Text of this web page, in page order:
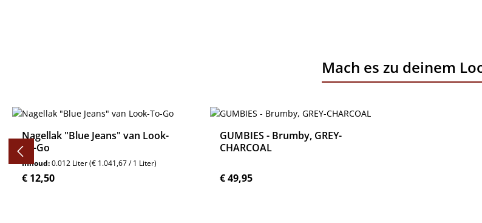
Mach es zu deinem
Productgalerij overslaan
Nagellak "Blue Jeans" van Look-
To-Go
Inhoud:0.012 Liter(€ 1.041,67 / 1 Liter)
Normale prijs:
€ 12,50
GUMBIES - Brumby, GREY-
CHARCOAL
Normale prijs:
€ 49,95